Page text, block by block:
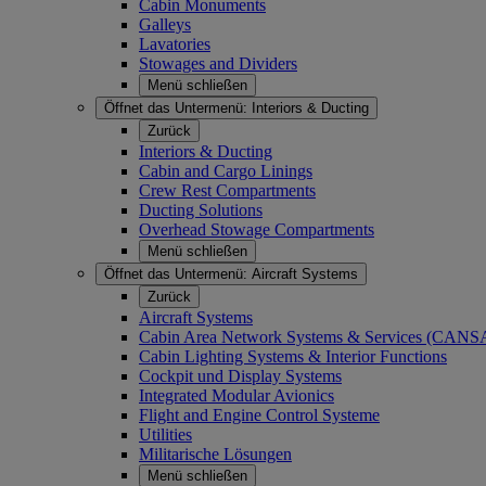
Cabin Monuments
Galleys
Lavatories
Stowages and Dividers
Menü schließen
Öffnet das Untermenü:
Interiors & Ducting
Zurück
Interiors & Ducting
Cabin and Cargo Linings
Crew Rest Compartments
Ducting Solutions
Overhead Stowage Compartments
Menü schließen
Öffnet das Untermenü: Aircraft Systems
Zurück
Aircraft Systems
Cabin Area Network Systems & Services
Cabin Lighting Systems & Interior Functions
Cockpit und Display Systems
Integrated Modular Avionics
Flight and Engine Control Systeme
Utilities
Militarische Lösungen
Menü schließen